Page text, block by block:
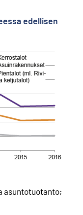
edellisen
asuntotuotanto;